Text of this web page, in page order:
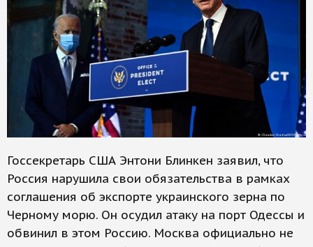
Госсекретарь США Энтони Блинкен заявил, что
Россия нарушила свои обязательства в рамках
соглашения об экспорте украинского зерна по
Черному морю. Он осудил атаку на порт Одессы и
обвинил в этом Россию. Москва официально не